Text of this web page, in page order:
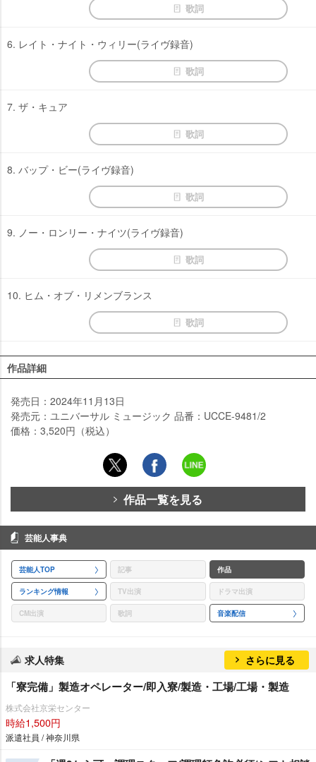
歌詞
6. レイト・ナイト・ウィリー(ライヴ録音)
歌詞
7. ザ・キュア
歌詞
8. バップ・ビー(ライヴ録音)
歌詞
9. ノー・ロンリー・ナイツ(ライヴ録音)
歌詞
10. ヒム・オブ・リメンブランス
歌詞
作品詳細
発売日：2024年11月13日
発売元：ユニバーサル ミュージック 品番：UCCE-9481/2
価格：3,520円（税込）
作品一覧を見る
芸能人事典
芸能人TOP 記事 作品
ランキング情報 TV出演 ドラマ出演
CM出演 歌詞 音楽配信
求人特集 さらに見る
「寮完備」製造オペレーター/即入寮/製造・工場/工場・製造
株式会社京栄センター
時給1,500円
派遣社員 / 神奈川県